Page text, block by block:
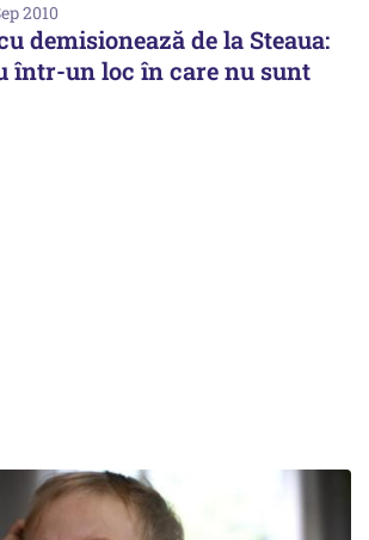
2010
demisionează de la Steaua:
într-un loc în care nu sunt